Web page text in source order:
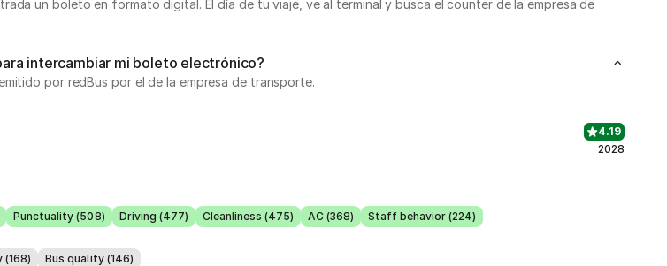
un boleto en formato digital. El día de tu viaje, ve al terminal y busca el counter de la empresa de
intercambiar mi boleto electrónico?
por redBus por el de la empresa de transporte.
4.19
2028
Punctuality (508) Driving (477) Cleanliness (475) AC (368) Staff behavior (224)
(168) Bus quality (146)